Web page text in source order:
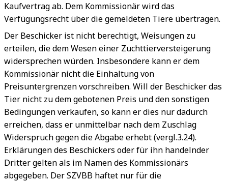
Kaufvertrag ab. Dem Kommissionär wird das
Verfügungsrecht über die gemeldeten Tiere übertragen.
Der Beschicker ist nicht berechtigt, Weisungen zu
erteilen, die dem Wesen einer Zuchttierversteigerung
widersprechen würden. Insbesondere kann er dem
Kommissionär nicht die Einhaltung von
Preisuntergrenzen vorschreiben. Will der Beschicker das
Tier nicht zu dem gebotenen Preis und den sonstigen
Bedingungen verkaufen, so kann er dies nur dadurch
erreichen, dass er unmittelbar nach dem Zuschlag
Widerspruch gegen die Abgabe erhebt (vergl.3.24).
Erklärungen des Beschickers oder für ihn handelnder
Dritter gelten als im Namen des Kommissionärs
abgegeben. Der SZVBB haftet nur für die